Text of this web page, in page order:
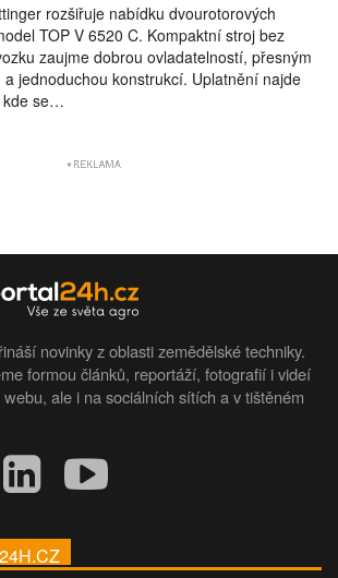
rozšiřuje nabídku dvourotorových
TOP V 6520 C. Kompaktní stroj bez
zaujme dobrou ovladatelností, přesným
jednoduchou konstrukcí. Uplatnění najde
kde se…
novinky z oblasti zemědělské techniky.
formou článků, reportáží, fotografií i videí
ale i na sociálních sítích a v tištěném